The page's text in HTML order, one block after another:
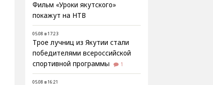
Фильм «Уроки якутского»
покажут на НТВ
05.08 в 17:23
Трое лучниц из Якутии стали
победителями всероссийской
спортивной программы
1
05.08 в 16:21